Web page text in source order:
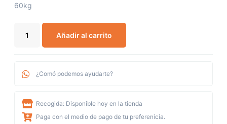
60kg
Añadir al carrito
¿Comó podemos ayudarte?
Recogida: Disponible hoy en la tienda
Paga con el medio de pago de tu preferenicia.